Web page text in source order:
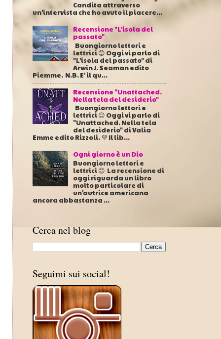
Candita attraverso
un'intervista che ho avuto il piacere...
Recensione "L'isola del
passato"
Buongiorno lettori e
lettrici 😊 Oggi vi parlo di
"L'isola del passato" di
Arwin J. Seaman edito
Piemme. N.B. E' il qu...
Recensione "Unattached.
Nella tela del desiderio"
Buongiorno lettori e
lettrici 😊 Oggi vi parlo di
"Unattached. Nella tela
del desiderio" di Valia
Emme edito Rizzoli. 💜 Il lib...
Ogni giorno è un Dio
Buongiorno lettori e
lettrici 😊 La recensione di
oggi riguarda un libro
molto particolare di
un'autrice americana
ancora abbastanza ...
Cerca nel blog
Seguimi sui social!